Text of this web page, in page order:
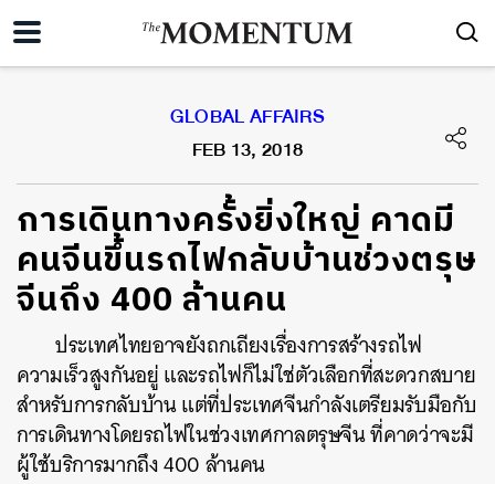
GLOBAL AFFAIRS
FEB 13, 2018
การเดินทางครั้งยิ่งใหญ่ คาดมี
คนจีนขึ้นรถไฟกลับบ้านช่วงตรุษ
จีนถึง 400 ล้านคน
ประเทศไทยอาจยังถกเถียงเรื่องการสร้างรถไฟ
ความเร็วสูงกันอยู่ และรถไฟก็ไม่ใช่ตัวเลือกที่สะดวกสบาย
สำหรับการกลับบ้าน แต่ที่ประเทศจีนกำลังเตรียมรับมือกับ
การเดินทางโดยรถไฟในช่วงเทศกาลตรุษจีน ที่คาดว่าจะมี
ผู้ใช้บริการมากถึง 400 ล้านคน